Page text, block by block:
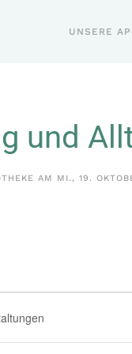
UNSERE
und
AM MI., 19.